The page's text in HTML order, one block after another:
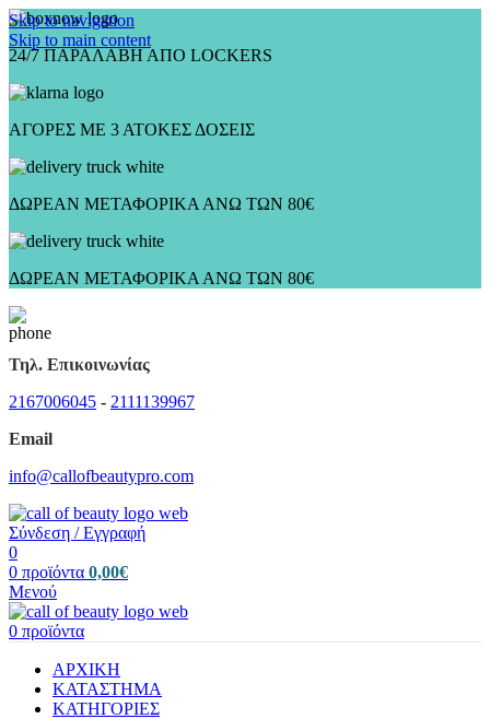
Skip to navigation
Skip to main content
24/7 ΠΑΡΑΛΑΒΗ ΑΠΟ LOCKERS
ΑΓΟΡΕΣ ΜΕ 3 ΑΤΟΚΕΣ ΔΟΣΕΙΣ
ΔΩΡΕΑΝ ΜΕΤΑΦΟΡΙΚΑ ΑΝΩ ΤΩΝ 80€
ΔΩΡΕΑΝ ΜΕΤΑΦΟΡΙΚΑ ΑΝΩ ΤΩΝ 80€
Τηλ. Επικοινωνίας
2167006045 - 2111139967
Email
info@callofbeautypro.com
Σύνδεση / Εγγραφή
0
0 προϊόντα 0,00€
Μενού
0 προϊόντα
ΑΡΧΙΚΗ
ΚΑΤΑΣΤΗΜΑ
ΚΑΤΗΓΟΡΙΕΣ